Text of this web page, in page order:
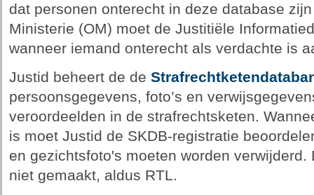
dat personen onterecht in deze database
Ministerie (OM) moet de Justitiële
wanneer iemand onterecht als verdachte is
Justid beheert de de
persoonsgegevens, foto’s en
veroordeelden in de strafrechtsketen.
is moet Justid de SKDB-registratie
en gezichtsfoto's moeten worden
niet gemaakt, aldus RTL.